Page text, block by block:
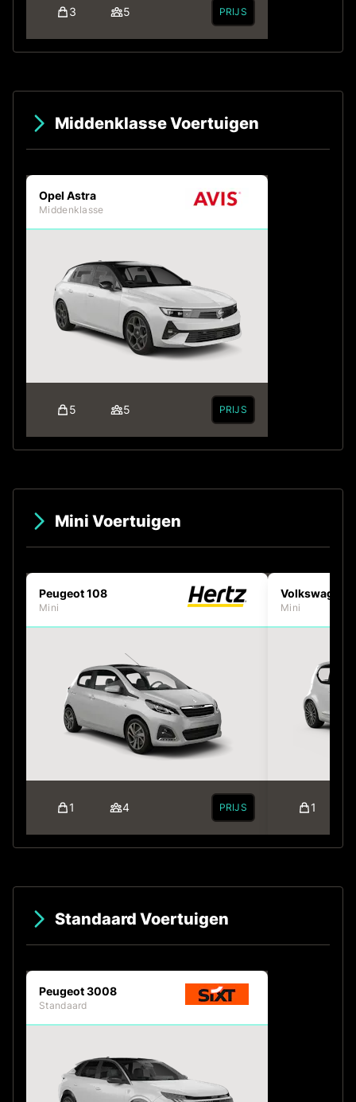
3 5 PRIJS
Middenklasse Voertuigen
Opel Astra
Middenklasse
5 5 PRIJS
Mini Voertuigen
Peugeot 108
Mini
1 4 PRIJS
Volkswagen
Mini
1
Standaard Voertuigen
Peugeot 3008
Standaard